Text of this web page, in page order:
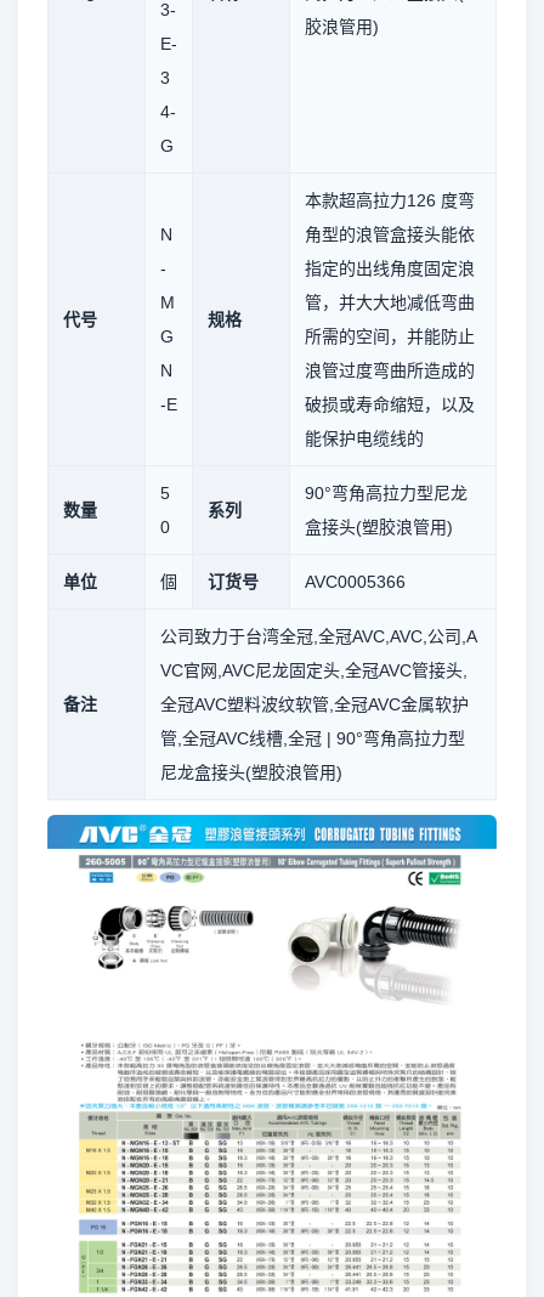
3-
E-
3
4-
G
胶浪管用)
代号
N
-
M
G
N
-E
规格
本款超高拉力126 度弯
角型的浪管盒接头能依
指定的出线角度固定浪
管，并大大地减低弯曲
所需的空间，并能防止
浪管过度弯曲所造成的
破损或寿命缩短，以及
能保护电缆线的
数量
5
0
系列
90°弯角高拉力型尼龙
盒接头(塑胶浪管用)
单位 個 订货号 AVC0005366
备注
公司致力于台湾全冠,全冠AVC,AVC,公司,A
VC官网,AVC尼龙固定头,全冠AVC管接头,
全冠AVC塑料波纹软管,全冠AVC金属软护
管,全冠AVC线槽,全冠 | 90°弯角高拉力型
尼龙盒接头(塑胶浪管用)